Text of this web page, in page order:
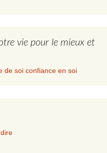
vie pour le mieux et